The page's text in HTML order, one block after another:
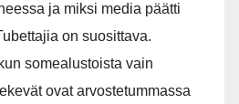
ja miksi media päätti
on suosittava.
somealustoista vain
ovat arvostetummassa